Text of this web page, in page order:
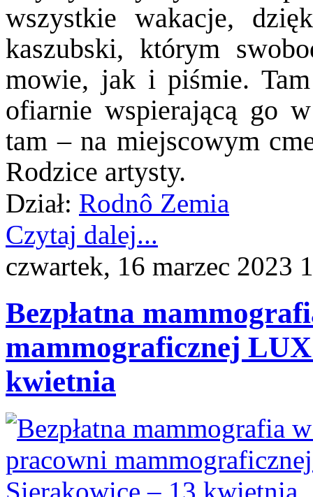
wszystkie wakacje,
kaszubski, którym
mowie, jak i piśmie.
ofiarnie wspierającą go
tam – na miejscowym
Rodzice artysty.
Dział: Rodnô Zemia
Czytaj dalej...
czwartek, 16 marzec 2023
Bezpłatna
mammograficznej
kwietnia